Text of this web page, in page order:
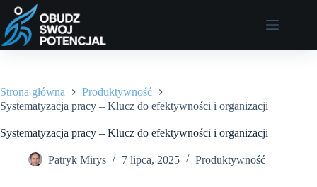
Przejdź
treści
Strona główna
Produktywność
Systematyzacja pracy – Klucz do efektywności i organizacji
Systematyzacja pracy – Klucz do efektywności i organizacji
Patryk Mirys 7 lipca, 2025 Produktywność